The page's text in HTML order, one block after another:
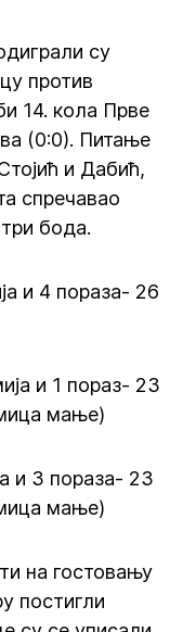
су
против
14. кола Прве
(0:0). Питање
и Дабић,
спречавао
бода.
и 4 пораза- 26
и 1 пораз- 23
мање)
и 3 пораза- 23
мање)
на гостовању
постигли